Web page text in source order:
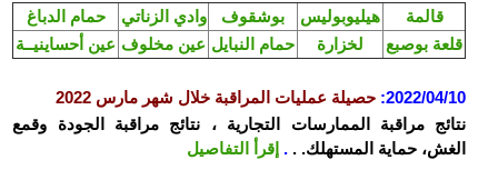
حمام الدباغ
وادي الزناتي بوشقوف هيليوبوليس
قالمة
عين أحساينيــة عين مخلوف حمام النبايل لخزارة قلعة بوصبع
2022/04/10
: حصيلة عمليات المراقبة خلال شهر مارس 2022
نتائج مراقبة الممارسات التجارية ، نتائج مراقبة الجودة وقمع
الغش، حماية المستهلك. . . إقرأ التفاصيل